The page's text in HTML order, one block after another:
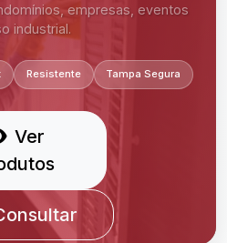
no WhatsApp
empresas, eventos
industrial.
Resistente Tampa Segura
Ver